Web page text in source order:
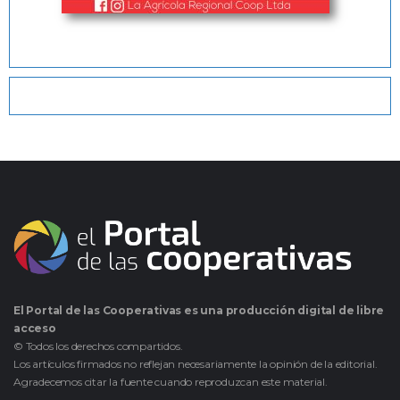
El Portal de las Cooperativas es una producción digital de libre
acceso
© Todos los derechos compartidos.
Los artículos firmados no reflejan necesariamente la opinión de la editorial.
Agradecemos citar la fuente cuando reproduzcan este material.